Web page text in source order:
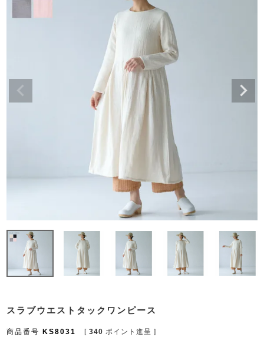
スラブウエストタックワンピース
商品番号 KS8031 [ 340 ポイント進呈 ]